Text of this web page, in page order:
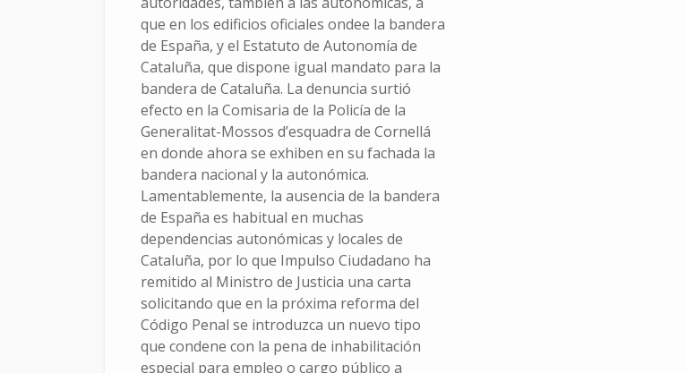
que en los edificios oficiales ondee la bandera
de España, y el Estatuto de Autonomía de
Cataluña, que dispone igual mandato para la
bandera de Cataluña. La denuncia surtió
efecto en la Comisaria de la Policía de la
Generalitat-Mossos d’esquadra de Cornellá
en donde ahora se exhiben en su fachada la
bandera nacional y la autonómica.
Lamentablemente, la ausencia de la bandera
de España es habitual en muchas
dependencias autonómicas y locales de
Cataluña, por lo que Impulso Ciudadano ha
remitido al Ministro de Justicia una carta
solicitando que en la próxima reforma del
Código Penal se introduzca un nuevo tipo
que condene con la pena de inhabilitación
especial para empleo o cargo público a